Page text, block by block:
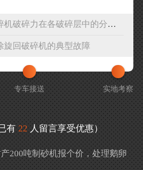
破碎力在各破碎层中的分布情况
旋回破碎机的典型故障
专车接送 实地考察
有 22 人留言享受优惠）
200吨制砂机报个价，处理鹅卵